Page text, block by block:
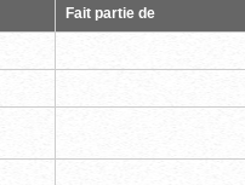
Fait partie de